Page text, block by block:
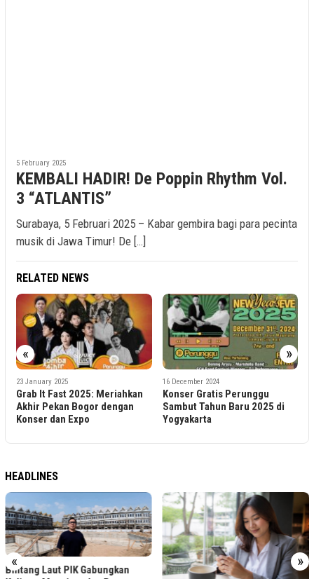
5 February 2025
KEMBALI HADIR! De Poppin Rhythm Vol.
3 “ATLANTIS”
Surabaya, 5 Februari 2025 – Kabar gembira bagi para pecinta
musik di Jawa Timur! De […]
RELATED NEWS
« »
23 January 2025
Grab It Fast 2025: Meriahkan
Akhir Pekan Bogor dengan
Konser dan Expo
16 December 2024
Konser Gratis Perunggu
Sambut Tahun Baru 2025 di
Yogyakarta
HEADLINES
« »
Bintang Laut PIK Gabungkan